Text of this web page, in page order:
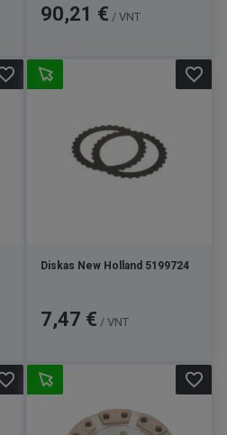
Kaina
90,21 € / VNT
Diskas New Holland 5199724
Kaina
7,47 € / VNT
favorite_border
favorite_border